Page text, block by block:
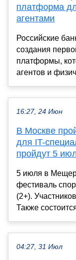
платформа
агентами
Российские
создания
платформы,
агентов и
16:27, 24 Июн
В Москве
для IT-
пройдут 5
5 июля в
фестиваль
(2+).
Также
04:27, 31 Июл